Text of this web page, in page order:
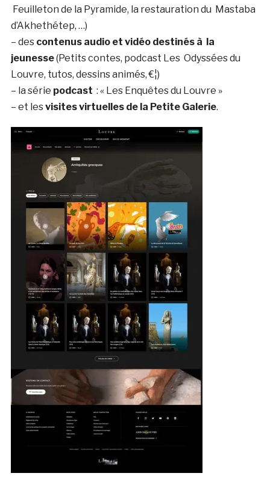
Feuilleton de la Pyramide, la restauration du Mastaba
d’Akhethétep, …)
– des contenus audio et vidéo destinés à la
jeunesse(Petits contes, podcast Les Odyssées du
Louvre, tutos, dessins animés, €¦)
– la série podcast : « Les Enquêtes du Louvre »
– et lesvisites virtuelles de la Petite Galerie.